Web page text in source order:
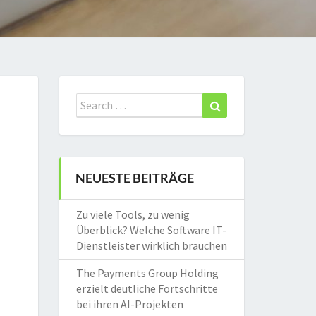
Search
for:
NEUESTE BEITRÄGE
Zu viele Tools, zu wenig
Überblick? Welche Software IT-
Dienstleister wirklich brauchen
The Payments Group Holding
erzielt deutliche Fortschritte
bei ihren AI-Projekten